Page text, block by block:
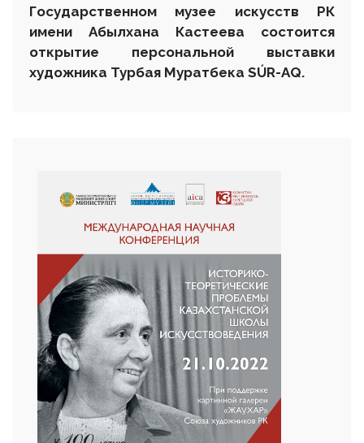
Государственном музее искусств РК
имени Абылхана Кастеева состоится
открытие персональной выставки
художника Турбая Муратбека SÚR-AQ.